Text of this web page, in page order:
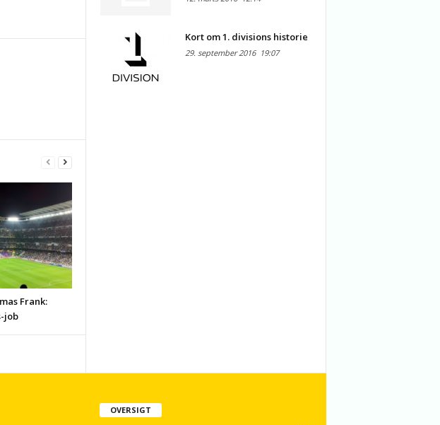
Frank:
job
Kort om 1. divisions historie
29. september 201619:07
OVERSIGT